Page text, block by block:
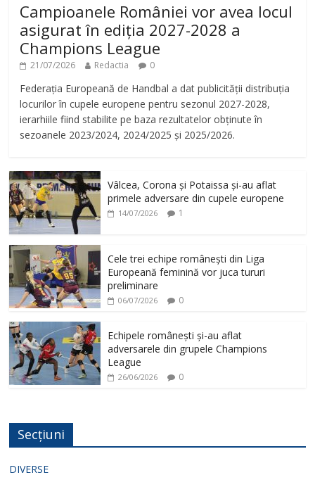
Campioanele României vor avea locul
asigurat în ediția 2027-2028 a
Champions League
21/07/2026 Redactia 0
Federația Europeană de Handbal a dat publicității distribuția
locurilor în cupele europene pentru sezonul 2027-2028,
ierarhiile fiind stabilite pe baza rezultatelor obținute în
sezoanele 2023/2024, 2024/2025 și 2025/2026.
Vâlcea, Corona și Potaissa și-au aflat
primele adversare din cupele europene
14/07/2026 1
Cele trei echipe românești din Liga
Europeană feminină vor juca tururi
preliminare
06/07/2026 0
Echipele românești și-au aflat
adversarele din grupele Champions
League
26/06/2026 0
Secțiuni
DIVERSE